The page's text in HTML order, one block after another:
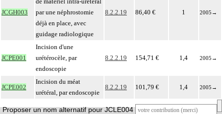
JCGH003
par une néphrostomie
déjà en place, avec
guidage radiologique
8.2.2.19 86,40 € 1 2005 →
JCPE001
Incision d'une
urétérocèle, par
endoscopie
8.2.2.19 154,71 € 1,4 2005 →
JCPE002
Incision du méat
urétéral, par endoscopie
8.2.2.19 101,79 € 1,4 2005 →
Proposer un nom alternatif pour JCLE004